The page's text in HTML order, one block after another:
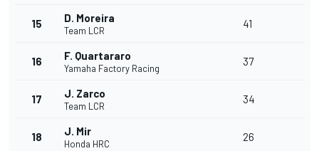
15 D. Moreira
Team LCR
41
16 F. Quartararo
Yamaha Factory Racing
37
17 J. Zarco
Team LCR
34
18 J. Mir
Honda HRC
26